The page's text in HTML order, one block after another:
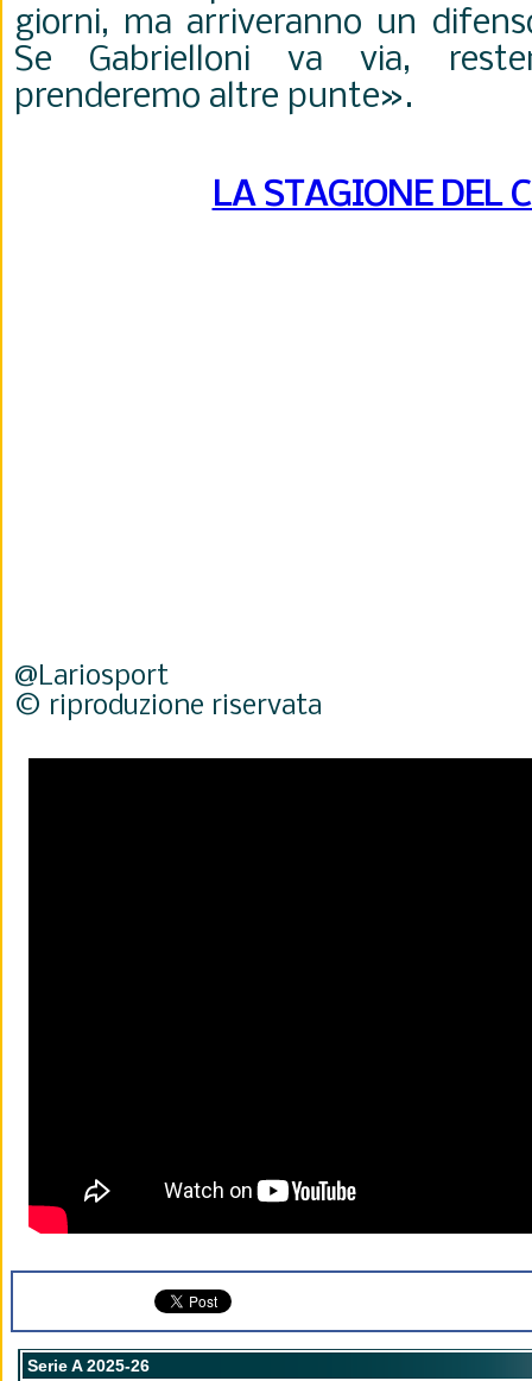
giorni, ma arriveranno un
Se Gabrielloni va via,
prenderemo altre punte».
LA STAGIONE DEL
@Lariosport
© riproduzione riservata
Serie A 2025-26